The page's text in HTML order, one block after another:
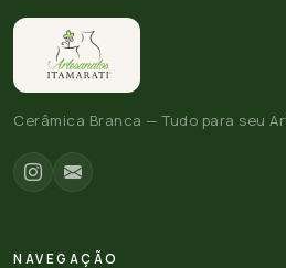
Cerâmica Branca — Tudo para seu
NAVEGAÇÃO